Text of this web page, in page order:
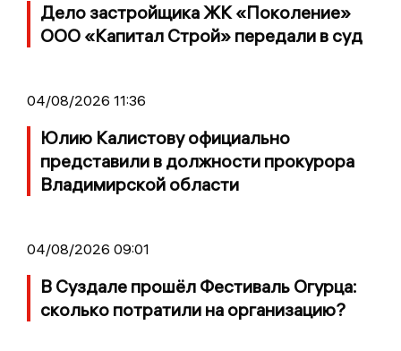
Дело застройщика ЖК «Поколение»
ООО «Капитал Строй» передали в суд
04/08/2026 11:36
Юлию Калистову официально
представили в должности прокурора
Владимирской области
04/08/2026 09:01
В Суздале прошёл Фестиваль Огурца:
сколько потратили на организацию?